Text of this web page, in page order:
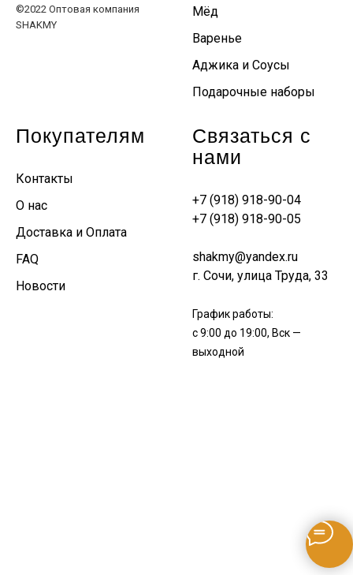
©2022 Оптовая компания
SHAKMY
Мёд
Варенье
Аджика и Соусы
Подарочные наборы
Покупателям
Контакты
О нас
Доставка и Оплата
FAQ
Новости
Связаться с
нами
+7 (918) 918-90-04
+7 (918) 918-90-05
shakmy@yandex.ru
г. Сочи, улица Труда, 33
График работы:
с 9:00 до 19:00, Вск —
выходной